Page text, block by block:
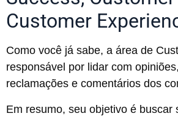
Customer
Como você já sabe, a área de
responsável por lidar com
reclamações e comentários dos
Em resumo, seu objetivo é buscar